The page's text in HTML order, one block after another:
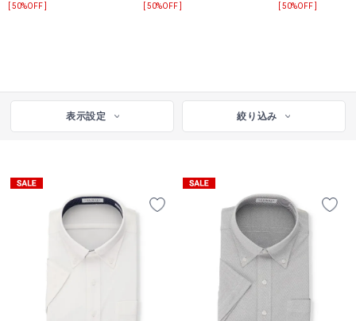
[ 50%OFF ]
[ 50%OFF ]
[ 50%OFF ]
表示設定 絞り込み